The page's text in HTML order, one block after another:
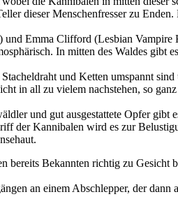
dieser Menschenfresser zu
Emma Clifford (Lesbian
In mitten des Waldes gibt
und Ketten umspannt
in all zu vielem nachstehen, so
und gut ausgestattete Opfer gibt
der Kannibalen wird es zur
Bekannten richtig zu
an einem Abschlepper, der